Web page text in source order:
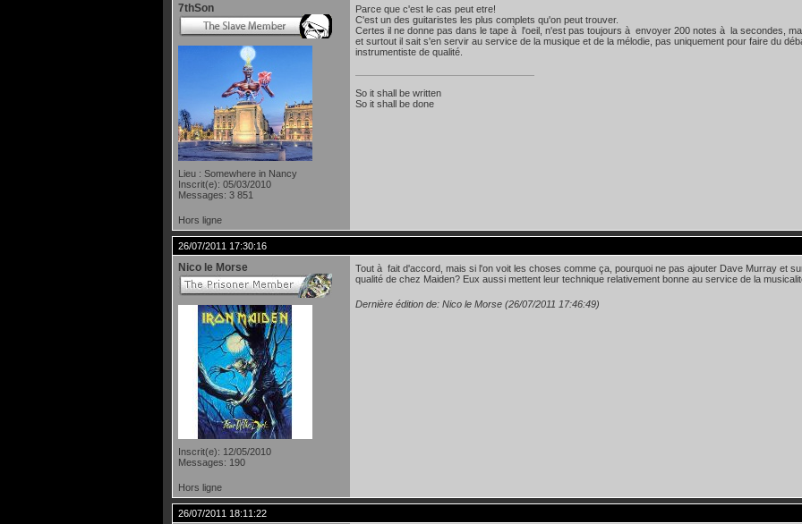
7thSon
Lieu : Somewhere in Nancy
Inscrit(e): 05/03/2010
Messages: 3 851
Parce que c'est le cas peut etre!
C'est un des guitaristes les plus complets qu'on peut trouver.
Certes il ne donne pas dans le tape à l'oeil, n'est pas toujours à envoyer 200 notes à la secondes,
et surtout il sait s'en servir au service de la musique et de la mélodie, pas uniquement pour faire du
instrumentiste de qualité.
So it shall be written
So it shall be done
Hors ligne
26/07/2011 17:30:16
Nico le Morse
Inscrit(e): 12/05/2010
Messages: 190
Tout à fait d'accord, mais si l'on voit les choses comme ça, pourquoi ne pas ajouter Dave Murray et
qualité de chez Maiden? Eux aussi mettent leur technique relativement bonne au service de la
Dernière édition de: Nico le Morse (26/07/2011 17:46:49)
Hors ligne
26/07/2011 18:11:22